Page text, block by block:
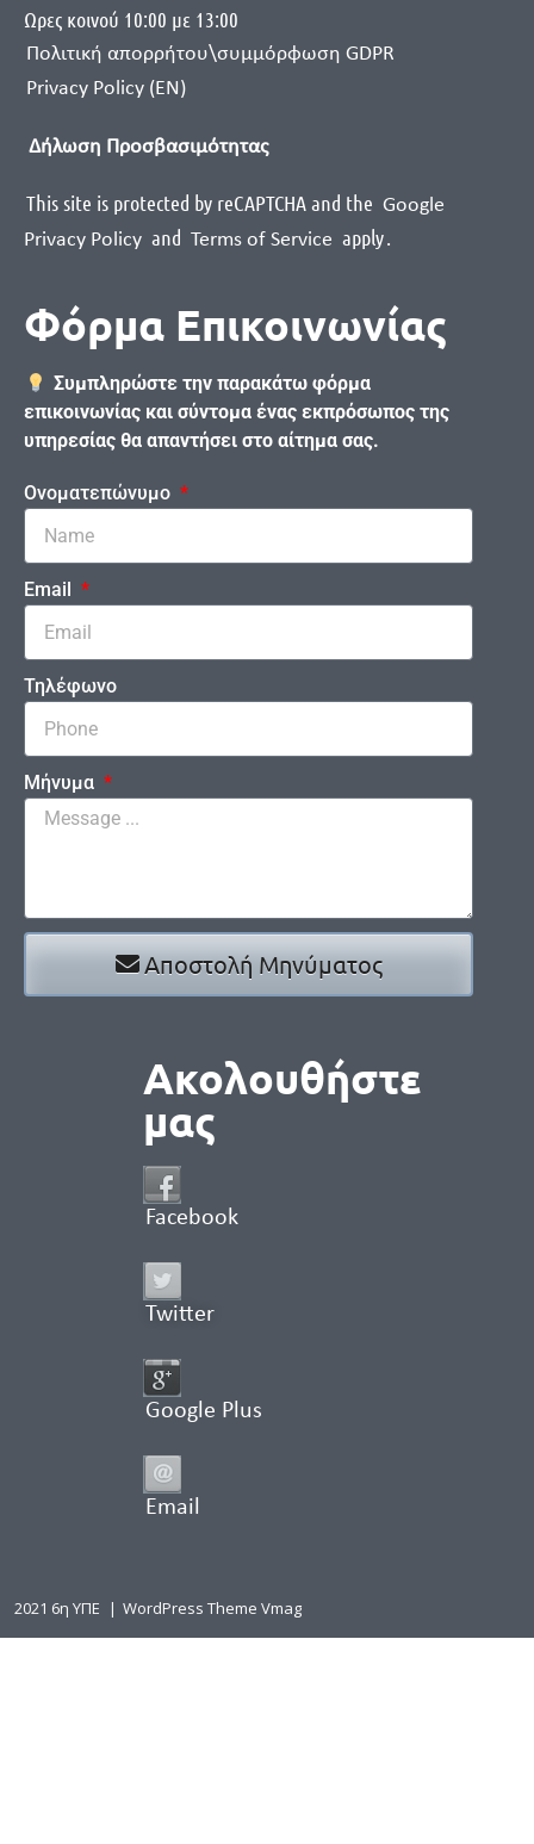
Ωρες κοινού 10:00 με 13:00
Πολιτική απορρήτου\συμμόρφωση GDPR
Privacy Policy (EN)
Δήλωση Προσβασιμότητας
This site is protected by reCAPTCHA and the Google
Privacy Policy and Terms of Service apply.
Φόρμα Επικοινωνίας
Συμπληρώστε την παρακάτω φόρμα
επικοινωνίας και σύντομα ένας εκπρόσωπος της
υπηρεσίας θα απαντήσει στο αίτημα σας.
Ονοματεπώνυμο
Email
Τηλέφωνο
Μήνυμα
Αποστολή Μηνύματος
Ακολουθήστε
μας
Facebook
Twitter
Google Plus
Email
2021 6η ΥΠΕ | WordPress Theme Vmag